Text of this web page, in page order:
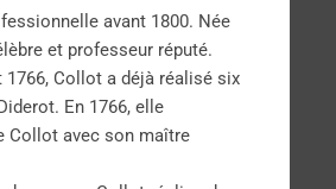
avant 1800. Née
et professeur réputé.
1766, Collot a déjà réalisé six
En 1766, elle
Collot avec son maître